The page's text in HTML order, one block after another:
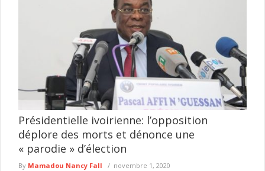
Présidentielle ivoirienne: l’opposition
déplore des morts et dénonce une
« parodie » d’élection
By Mamadou Nancy Fall novembre 1, 2020